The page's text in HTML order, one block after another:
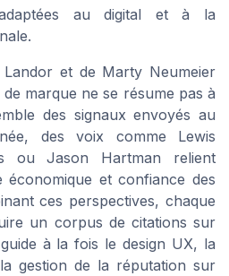
au digital et à la
et de Marty Neumeier
marque ne se résume pas à
des signaux envoyés au
des voix comme Lewis
ou Jason Hartman relient
économique et confiance des
ces perspectives, chaque
un corpus de citations sur
à la fois le design UX, la
gestion de la réputation sur